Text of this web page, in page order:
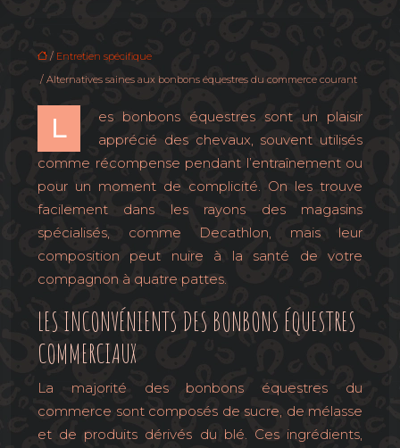
/ Entretien spécifique
/ Alternatives saines aux bonbons équestres du commerce courant
L
es bonbons équestres sont un plaisir
apprécié des chevaux, souvent utilisés
comme récompense pendant l’entraînement ou
pour un moment de complicité. On les trouve
facilement dans les rayons des magasins
spécialisés, comme Decathlon, mais leur
composition peut nuire à la santé de votre
compagnon à quatre pattes.
LES INCONVÉNIENTS DES BONBONS ÉQUESTRES
COMMERCIAUX
La majorité des bonbons équestres du
commerce sont composés de sucre, de mélasse
et de produits dérivés du blé. Ces ingrédients,